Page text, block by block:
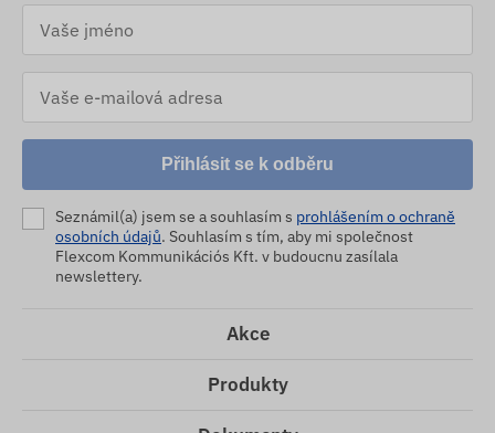
Přihlásit se k odběru
Seznámil(a) jsem se a souhlasím s prohlášením o ochraně
osobních údajů. Souhlasím s tím, aby mi společnost
Flexcom Kommunikációs Kft. v budoucnu zasílala
newslettery.
Akce
Produkty